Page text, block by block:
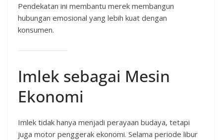
Pendekatan ini membantu merek membangun
hubungan emosional yang lebih kuat dengan
konsumen.
Imlek sebagai Mesin
Ekonomi
Imlek tidak hanya menjadi perayaan budaya, tetapi
juga motor penggerak ekonomi. Selama periode libur